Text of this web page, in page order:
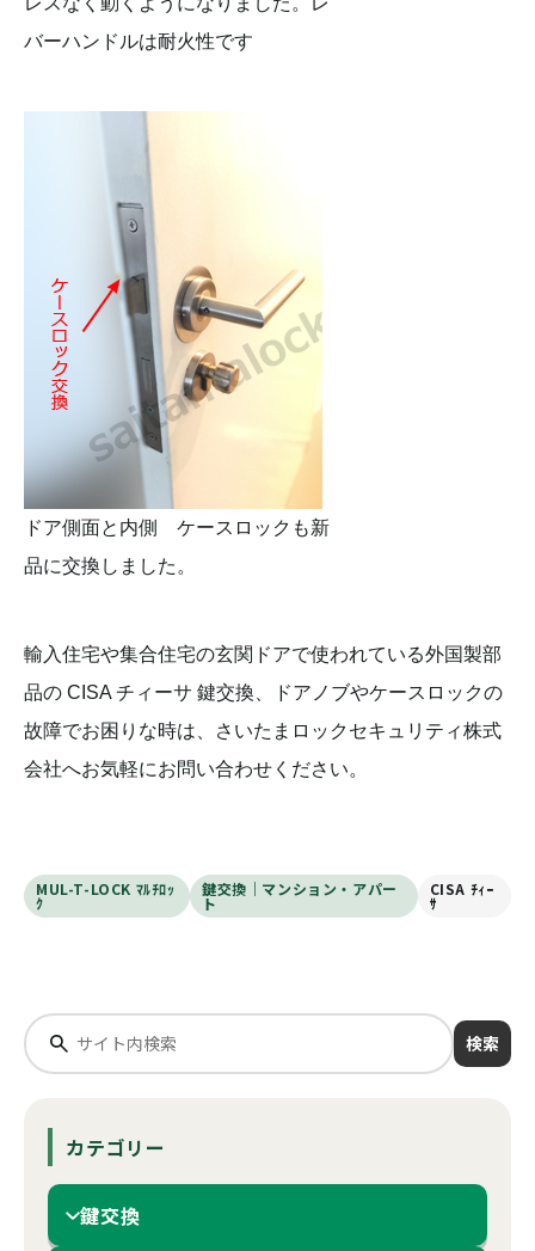
バーハンドルは耐火性です
ドア側面と内側 ケースロックも新
品に交換しました。
輸入住宅や集合住宅の玄関ドアで使われている外国製部
品の CISA チィーサ 鍵交換、ドアノブやケースロックの
故障でお困りな時は、さいたまロックセキュリティ株式
会社へお気軽にお問い合わせください。
MUL-T-LOCK ﾏﾙﾁﾛｯ
ｸ
鍵交換｜マンション・アパー
ト
CISA ﾁｨｰ
ｻ
検索
カテゴリー
鍵交換